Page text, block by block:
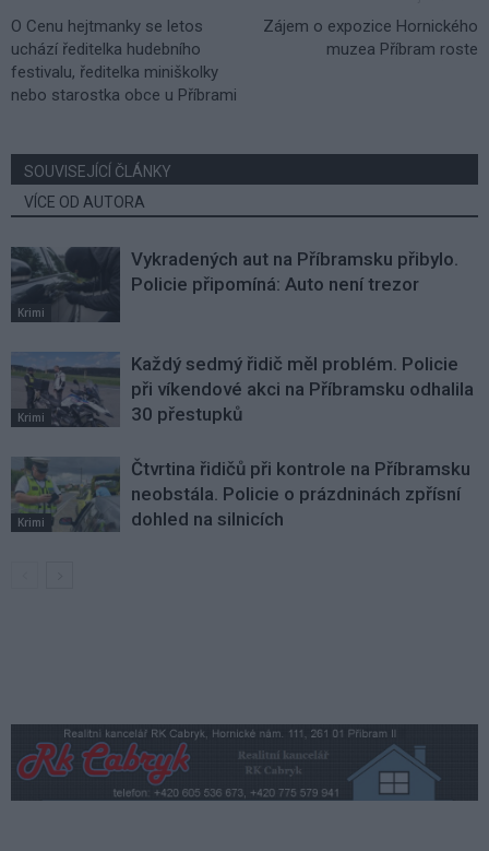
O Cenu hejtmanky se letos
uchází ředitelka hudebního
festivalu, ředitelka miniškolky
nebo starostka obce u Příbrami
Zájem o expozice Hornického
muzea Příbram roste
SOUVISEJÍCÍ ČLÁNKY
VÍCE OD AUTORA
Krimi
Vykradených aut na Příbramsku přibylo.
Policie připomíná: Auto není trezor
Krimi
Každý sedmý řidič měl problém. Policie
při víkendové akci na Příbramsku odhalila
30 přestupků
Krimi
Čtvrtina řidičů při kontrole na Příbramsku
neobstála. Policie o prázdninách zpřísní
dohled na silnicích